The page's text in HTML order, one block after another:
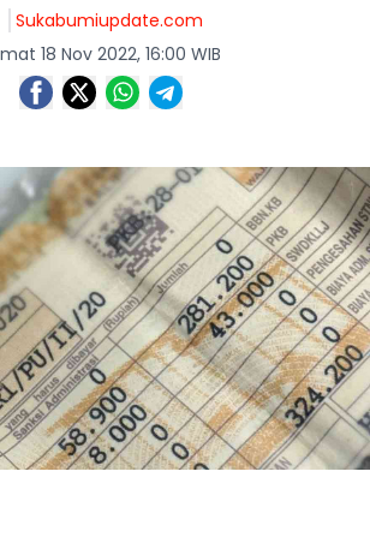
Sukabumiupdate.com
18 Nov 2022, 16:00 WIB